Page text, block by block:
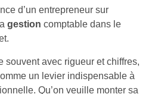
d’un entrepreneur sur
gestion comptable dans le
souvent avec rigueur et chiffres,
un levier indispensable à
Qu’on veuille monter sa